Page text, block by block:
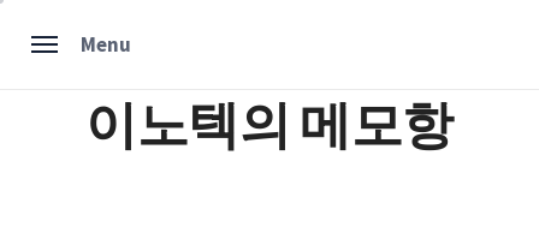
Menu
이노텍의 메모항